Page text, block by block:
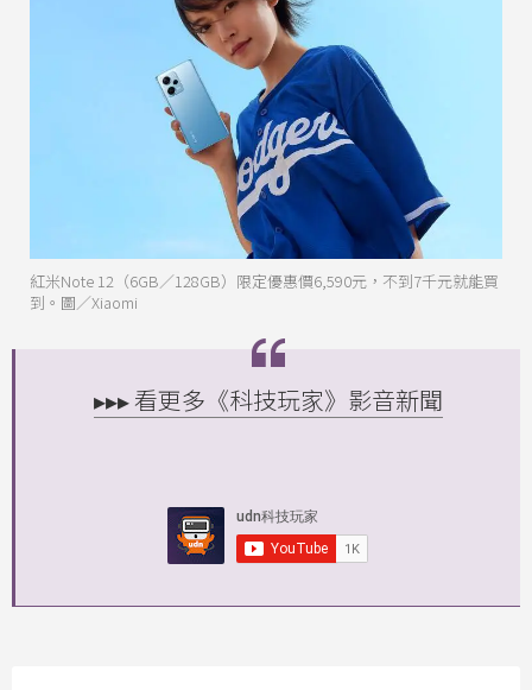
紅米Note 12（6GB／128GB）限定優惠價6,590元，不到7千元就能買
到。圖／Xiaomi
▸▸▸ 看更多《科技玩家》影音新聞